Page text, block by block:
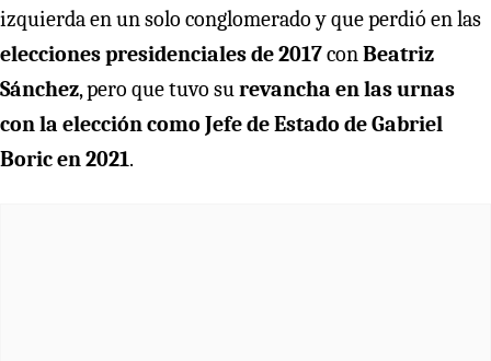
izquierda en un solo conglomerado y que perdió en las
elecciones presidenciales de 2017conBeatriz
Sánchez, pero que tuvo surevancha en las urnas
con la elección como Jefe de Estado de Gabriel
Boric en 2021.